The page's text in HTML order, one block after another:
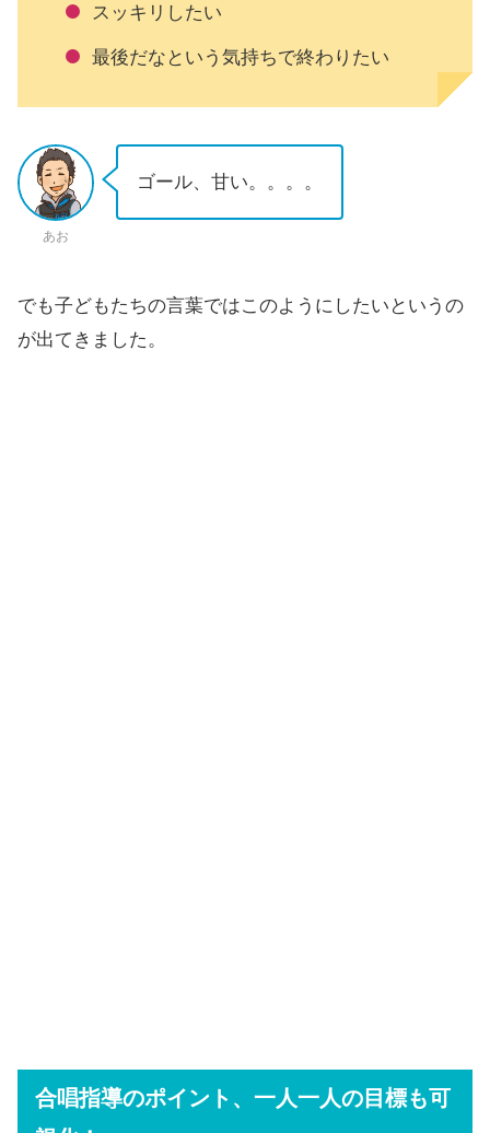
スッキリしたい
最後だなという気持ちで終わりたい
あお
ゴール、甘い。。。。
でも子どもたちの言葉ではこのようにしたいというの
が出てきました。
合唱指導のポイント、一人一人の目標も可